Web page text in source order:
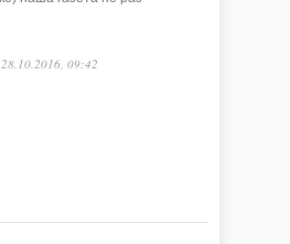
28.10.2016, 09:42